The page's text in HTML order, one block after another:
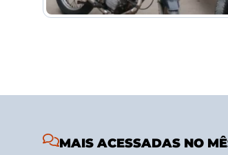
MAIS ACESSADAS NO